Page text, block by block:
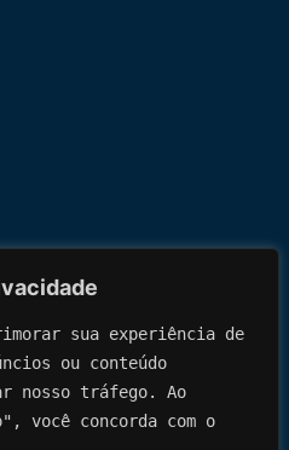
sua experiência de
ou conteúdo
nosso tráfego. Ao
você concorda com o
Fasolin – CRM 38659 RQE